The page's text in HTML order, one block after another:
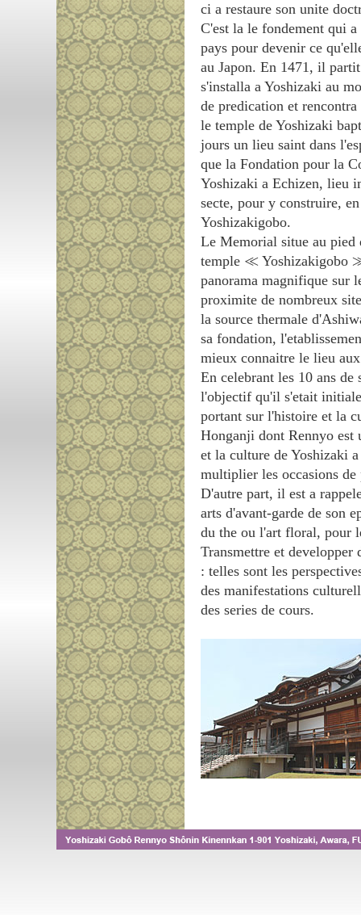
ci a restaure son unite
C'est la le fondement qui
pays pour devenir ce
au Japon. En 1471, il
s'installa a Yoshizaki au
de predication et
le temple de Yoshizaki
jours un lieu saint dans
que la Fondation pour la
Yoshizaki a Echizen, lieu
secte, pour y construire,
Yoshizakigobo.
Le Memorial situe au pied
temple ≪ Yoshizakigobo
panorama magnifique sur
proximite de nombreux
la source thermale
sa fondation,
mieux connaitre le lieu
En celebrant les 10 ans
l'objectif qu'il s'etait
portant sur l'histoire et la
Honganji dont Rennyo est
et la culture de Yoshizaki
multiplier les occasions
D'autre part, il est a
arts d'avant-garde de son
du the ou l'art floral, pour
Transmettre et developper
: telles sont les
des manifestations
des series de cours.